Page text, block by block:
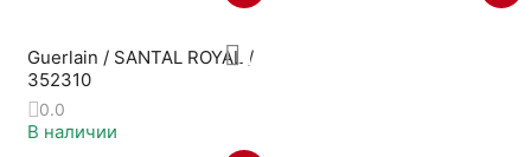
Guerlain / SANTAL ROYAL /
352310
0.0
В наличии